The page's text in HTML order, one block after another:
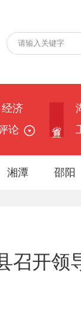
经济
论
湘潭 邵阳
召开领